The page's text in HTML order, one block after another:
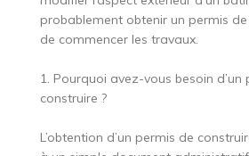
probablement obtenir un permis
de commencer les travaux.
1. Pourquoi avez-vous besoin d’un
construire ?
L’obtention d’un permis de